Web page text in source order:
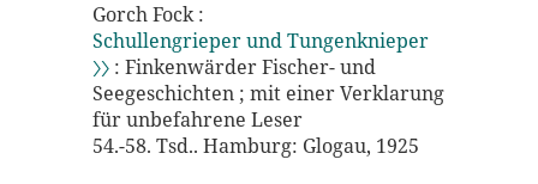
Gorch Fock :
Schullengrieper und Tungenknieper
〉〉 : Finkenwärder Fischer- und
Seegeschichten ; mit einer Verklarung
für unbefahrene Leser
54.-58. Tsd.. Hamburg: Glogau, 1925